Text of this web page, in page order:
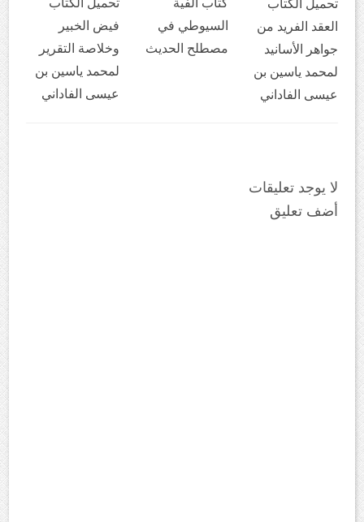
تحميل الكتاب
العقد الفريد من
جواهر الأسانيد
لمحمد ياسين بن
عيسى الفاداني
كتاب ألفية
السيوطي في
مصطلح الحديث
تحميل الكتاب
فيض الخبير
وخلاصة التقرير
لمحمد ياسين بن
عيسى الفاداني
لا يوجد تعليقات
أضف تعليق